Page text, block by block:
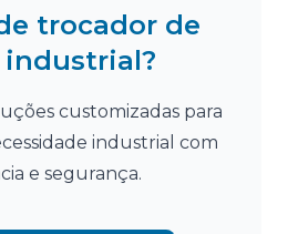
trocador de
industrial?
customizadas para
industrial com
e segurança.